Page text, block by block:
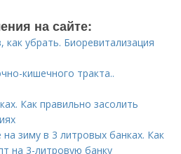
на сайте:
как убрать. Биоревитализация
кишечного тракта..
Как правильно засолить
зиму в 3 литровых банках. Как
на 3-литровую банку